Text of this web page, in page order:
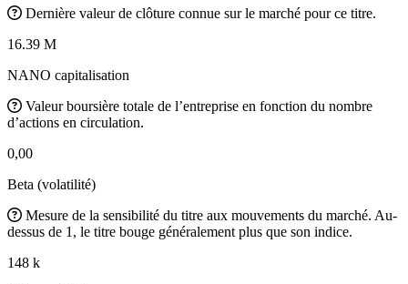
Dernière valeur de clôture connue sur le marché pour ce titre.
16.39 M
NANO capitalisation
Valeur boursière totale de l’entreprise en fonction du nombre
d’actions en circulation.
0,00
Beta (volatilité)
Mesure de la sensibilité du titre aux mouvements du marché. Au-
dessus de 1, le titre bouge généralement plus que son indice.
148 k